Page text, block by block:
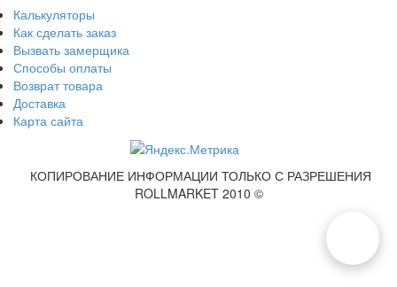
Калькуляторы
Как сделать заказ
Вызвать замерщика
Способы оплаты
Возврат товара
Доставка
Карта сайта
КОПИРОВАНИЕ ИНФОРМАЦИИ ТОЛЬКО С РАЗРЕШЕНИЯ
ROLLMARKET 2010 ©